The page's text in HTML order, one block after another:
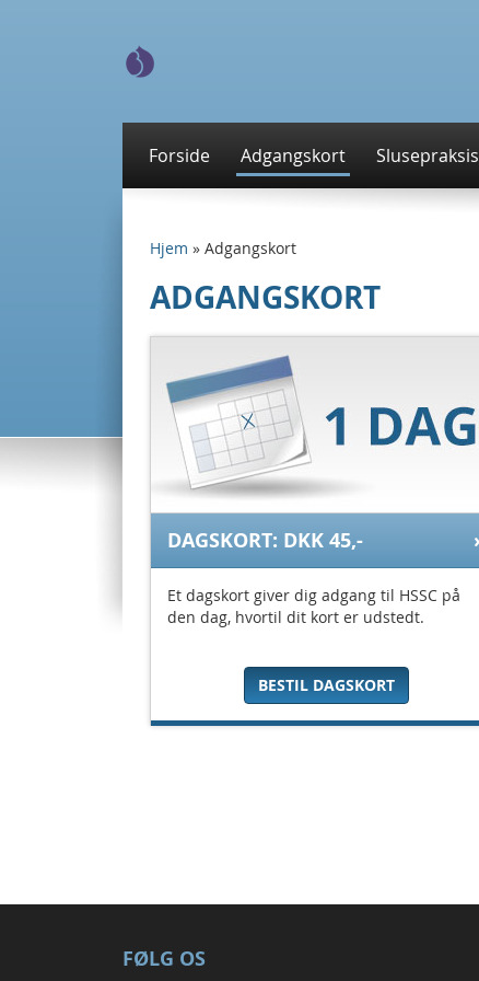
Forside Adgangskort Slusepraksis
Hjem » Adgangskort
ADGANGSKORT
DAGSKORT: DKK 45,-
Et dagskort giver dig adgang til HSSC på
den dag, hvortil dit kort er udstedt.
BESTIL DAGSKORT
FØLG OS